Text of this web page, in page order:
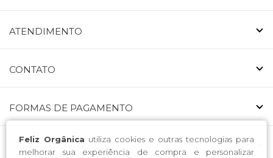
Feliz Orgânica utiliza cookies e outras tecnologias para
melhorar sua experiência de compra e personalizar
ATENDIMENTO
CONTATO
FORMAS DE PAGAMENTO
CERTIFICADOS